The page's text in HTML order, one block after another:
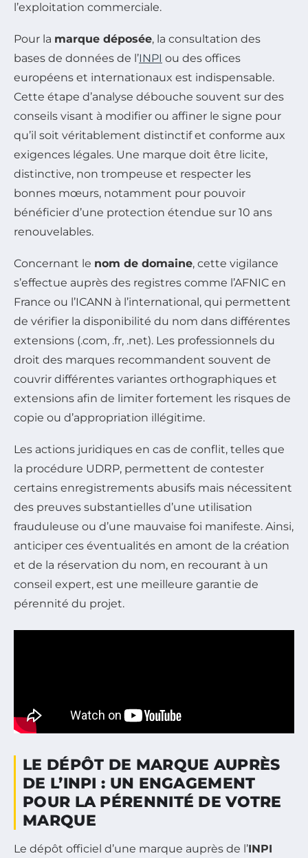
l’exploitation commerciale.
Pour la marque déposée, la consultation des
bases de données de l’INPI ou des offices
européens et internationaux est indispensable.
Cette étape d’analyse débouche souvent sur des
conseils visant à modifier ou affiner le signe pour
qu’il soit véritablement distinctif et conforme aux
exigences légales. Une marque doit être licite,
distinctive, non trompeuse et respecter les
bonnes mœurs, notamment pour pouvoir
bénéficier d’une protection étendue sur 10 ans
renouvelables.
Concernant le nom de domaine, cette vigilance
s’effectue auprès des registres comme l’AFNIC en
France ou l’ICANN à l’international, qui permettent
de vérifier la disponibilité du nom dans différentes
extensions (.com, .fr, .net). Les professionnels du
droit des marques recommandent souvent de
couvrir différentes variantes orthographiques et
extensions afin de limiter fortement les risques de
copie ou d’appropriation illégitime.
Les actions juridiques en cas de conflit, telles que
la procédure UDRP, permettent de contester
certains enregistrements abusifs mais nécessitent
des preuves substantielles d’une utilisation
frauduleuse ou d’une mauvaise foi manifeste. Ainsi,
anticiper ces éventualités en amont de la création
et de la réservation du nom, en recourant à un
conseil expert, est une meilleure garantie de
pérennité du projet.
LE DÉPÔT DE MARQUE AUPRÈS
DE L’INPI : UN ENGAGEMENT
POUR LA PÉRENNITÉ DE VOTRE
MARQUE
Le dépôt officiel d’une marque auprès de l’INPI